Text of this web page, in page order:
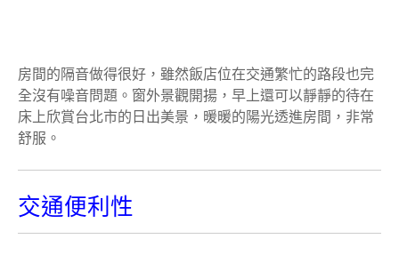
房間的隔音做得很好，雖然飯店位在交通繁忙的路段也完
全沒有噪音問題。窗外景觀開揚，早上還可以靜靜的待在
床上欣賞台北市的日出美景，暖暖的陽光透進房間，非常
舒服。
交通便利性